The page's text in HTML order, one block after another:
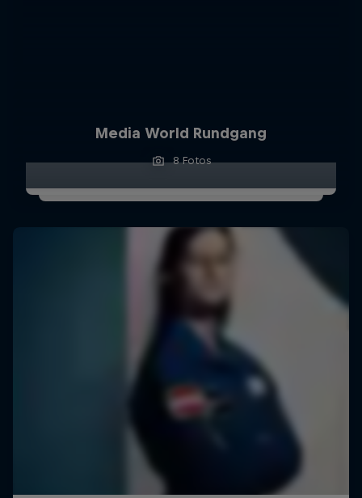
Media World Rundgang
8 Fotos